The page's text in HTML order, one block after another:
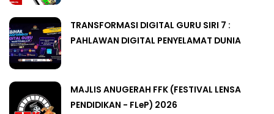
TRANSFORMASI DIGITAL GURU SIRI 7 :
PAHLAWAN DIGITAL PENYELAMAT DUNIA
MAJLIS ANUGERAH FFK (FESTIVAL LENSA
PENDIDIKAN - FLeP) 2026